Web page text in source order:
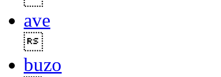
ave
buzo